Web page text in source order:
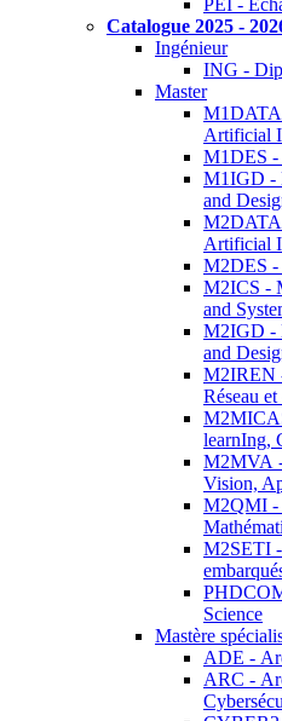
PEI -
Catalogue 2025 -
Ingénieur
ING -
Master
Artificial
M1DES -
M1IGD -
and
Artificial
M2DES -
M2ICS -
and
M2IGD -
and
M2IREN
Réseau
learnIng,
M2MVA
Vision,
M2QMI -
M2SETI
Science
Mastère
ADE -
ARC -